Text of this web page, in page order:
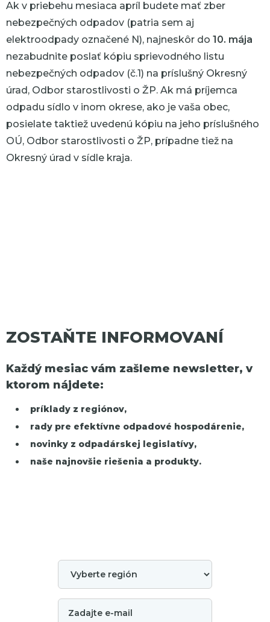
Ak v priebehu mesiaca apríl budete mať zber
nebezpečných odpadov (patria sem aj
elektroodpady označené N), najneskôr do 10. mája
nezabudnite poslať kópiu sprievodného listu
nebezpečných odpadov (č.1) na príslušný Okresný
úrad, Odbor starostlivosti o ŽP. Ak má príjemca
odpadu sídlo v inom okrese, ako je vaša obec,
posielate taktiež uvedenú kópiu na jeho príslušného
OÚ, Odbor starostlivosti o ŽP, prípadne tiež na
Okresný úrad v sídle kraja.
ZOSTAŇTE INFORMOVANÍ
Každý mesiac vám zašleme newsletter, v
ktorom nájdete:
príklady z regiónov,
rady pre efektívne odpadové hospodárenie,
novinky z odpadárskej legislatívy,
naše najnovšie riešenia a produkty.